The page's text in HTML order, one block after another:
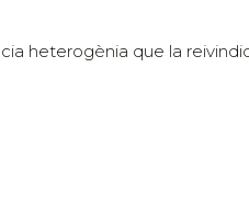
heterogènia que la